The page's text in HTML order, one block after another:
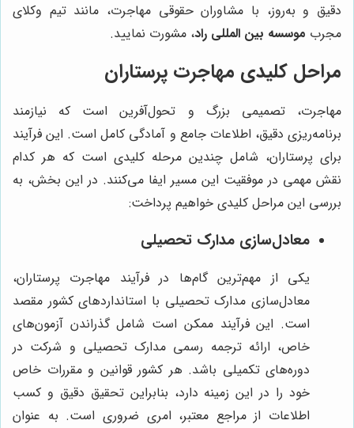
دقیق و به‌روز، با مشاوران حقوقی مهاجرت، مانند تیم وکلای
مجرب موسسه بین المللی راد، مشورت نمایید.
مراحل کلیدی مهاجرت پرستاران
مهاجرت، تصمیمی بزرگ و تحول‌آفرین است که نیازمند
برنامه‌ریزی دقیق، اطلاعات جامع و آمادگی کامل است. این فرآیند
برای پرستاران، شامل چندین مرحله کلیدی است که هر کدام
نقش مهمی در موفقیت این مسیر ایفا می‌کنند. در این بخش، به
بررسی این مراحل کلیدی خواهیم پرداخت:
معادل‌سازی مدارک تحصیلی
یکی از مهم‌ترین گام‌ها در فرآیند مهاجرت پرستاران،
معادل‌سازی مدارک تحصیلی با استانداردهای کشور مقصد
است. این فرآیند ممکن است شامل گذراندن آزمون‌های
خاص، ارائه ترجمه رسمی مدارک تحصیلی و شرکت در
دوره‌های تکمیلی باشد. هر کشور قوانین و مقررات خاص
خود را در این زمینه دارد، بنابراین تحقیق دقیق و کسب
اطلاعات از مراجع معتبر، امری ضروری است. به عنوان